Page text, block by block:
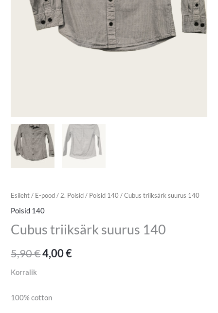
Esileht/ E-pood/ 2. Poisid/ Poisid 140 / Cubus triiksärk suurus 140
Poisid 140
Cubus triiksärk suurus 140
5,90€4,00€
Korralik
100% cotton